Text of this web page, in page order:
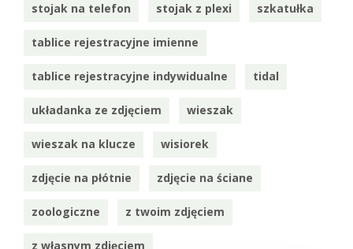
stojak na telefon stojak z plexi szkatułka
tablice rejestracyjne imienne
tablice rejestracyjne indywidualne tidal
układanka ze zdjęciem wieszak
wieszak na klucze wisiorek
zdjęcie na płótnie zdjęcie na ściane
zoologiczne z twoim zdjęciem
z własnym zdjęciem